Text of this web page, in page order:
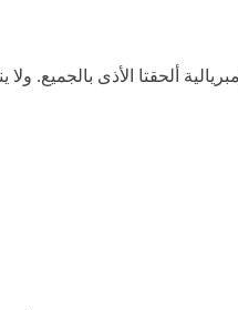
ألحقتا الأذى بالجميع. ولا